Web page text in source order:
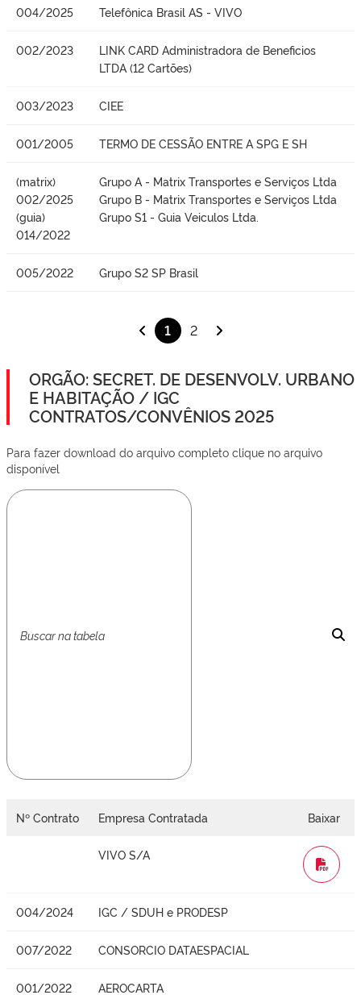
004/2025 Telefônica Brasil AS - VIVO
002/2023
LINK CARD Administradora de Beneficios
LTDA (12 Cartões)
003/2023 CIEE
001/2005 TERMO DE CESSÃO ENTRE A SPG E SH
(matrix)
002/2025
(guia)
014/2022
Grupo A - Matrix Transportes e Serviços Ltda
Grupo B - Matrix Transportes e Serviços Ltda
Grupo S1 - Guia Veiculos Ltda.
005/2022 Grupo S2 SP Brasil
1 2
ORGÃO: SECRET. DE DESENVOLV. URBANO
E HABITAÇÃO / IGC
CONTRATOS/CONVÊNIOS 2025
Para fazer download do arquivo completo clique no arquivo
disponível
Nº Contrato Empresa Contratada Baixar
VIVO S/A
WORD
004/2024 IGC / SDUH e PRODESP
007/2022 CONSORCIO DATAESPACIAL
001/2022 AEROCARTA